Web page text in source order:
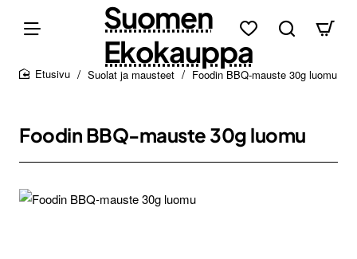
Suomen
Ekokauppa
Suolat ja mausteet Foodin BBQ-mauste 30g luomu
Foodin BBQ-mauste 30g luomu